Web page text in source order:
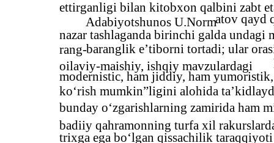
ettirganligi bilan kitobxon qalbini zabt
Adabiyotshunos U.Normatov qayd
nazar tashlaganda birinchi galda
rang-baranglik e’tiborni tortadi; ular
oilaviy-maishiy, ishqiy mavzulardagi
modernistic, ham jiddiy, ham
ko‘rish mumkin”ligini alohida
bunday o‘zgarishlarning zamirida ham
badiiy qahramonning turfa xil
trixga ega bo‘lgan qissachilik